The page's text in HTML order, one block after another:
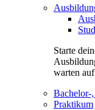
Starte
warten
Bachelor-
Praktikum